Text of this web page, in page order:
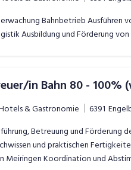
Bahnbetrieb
Ausbildung und Förderung
in Bahn 80 - 100%
& Gastronomie 6391
Betreuung und Förderung
und praktischen
Meiringen Koordination und